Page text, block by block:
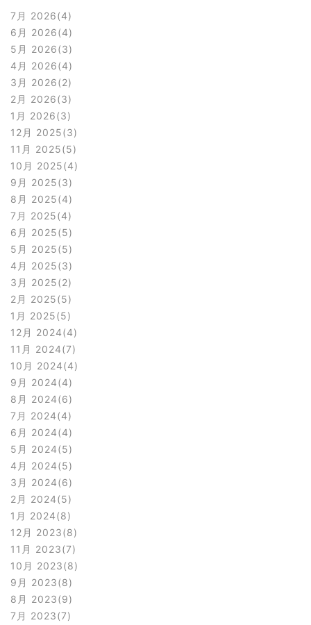
7月 2026 4
6月 2026 4
5月 2026 3
4月 2026 4
3月 2026 2
2月 2026 3
1月 2026 3
12月 2025 3
11月 2025 5
10月 2025 4
9月 2025 3
8月 2025 4
7月 2025 4
6月 2025 5
5月 2025 5
4月 2025 3
3月 2025 2
2月 2025 5
1月 2025 5
12月 2024 4
11月 2024 7
10月 2024 4
9月 2024 4
8月 2024 6
7月 2024 4
6月 2024 4
5月 2024 5
4月 2024 5
3月 2024 6
2月 2024 5
1月 2024 8
12月 2023 8
11月 2023 7
10月 2023 8
9月 2023 8
8月 2023 9
7月 2023 7